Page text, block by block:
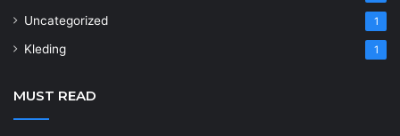
Uncategorized 1
Kleding 1
MUST READ